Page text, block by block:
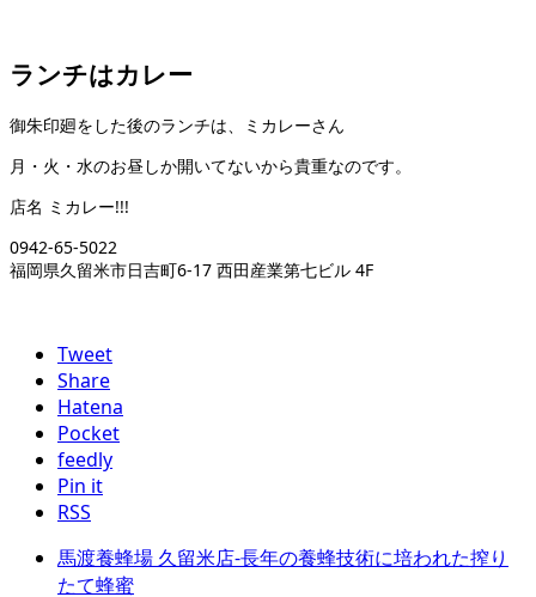
ランチはカレー
御朱印廻をした後のランチは、ミカレーさん
月・火・水のお昼しか開いてないから貴重なのです。
店名 ミカレー!!!
0942-65-5022
福岡県久留米市日吉町6-17 西田産業第七ビル 4F
Tweet
Share
Hatena
Pocket
feedly
Pin it
RSS
馬渡養蜂場 久留米店-長年の養蜂技術に培われた搾り
たて蜂蜜